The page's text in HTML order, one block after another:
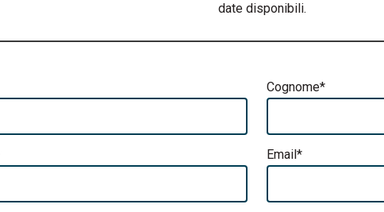
date disponibili.
Cognome*
Email*